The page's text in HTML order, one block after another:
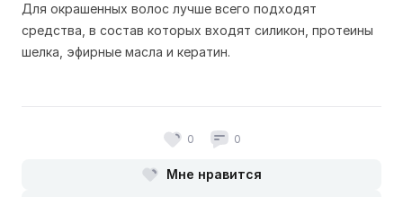
Для окрашенных волос лучше всего подходят
средства, в состав которых входят силикон, протеины
шелка, эфирные масла и кератин.
0 0
Мне нравится